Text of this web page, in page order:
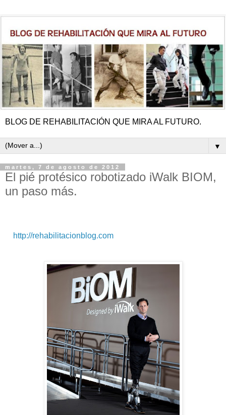
BLOG DE REHABILITACIÓN QUE MIRA AL FUTURO.
▼
martes, 7 de agosto de 2012
El pié protésico robotizado iWalk BIOM,
un paso más.
http://rehabilitacionblog.com